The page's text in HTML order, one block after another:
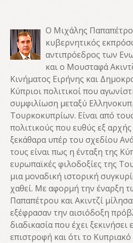
Ο Μιχάλης
κυβερνητικός
αντιπρόεδρος των
και ο Μουσταφά
Κινήματος Ειρήνης και
Κύπριοι πολιτικοί που
συμφιλίωση μεταξύ
Τουρκοκυπρίων. Είναι από
πολιτικούς που ευθύς εξ
ξεκάθαρα υπέρ του σχεδίου
τους είναι πως η ένταξη της
ευρωπαϊκές φιλοδοξίες της
μια μοναδική ιστορική
χαθεί. Με αφορμή την έναρξη
Παπαπέτρου και Ακιντζί
εξέφρασαν την αισιόδοξη
διαδικασία που έχει ξεκινήσει
επιστροφή και ότι το Κυπριακό